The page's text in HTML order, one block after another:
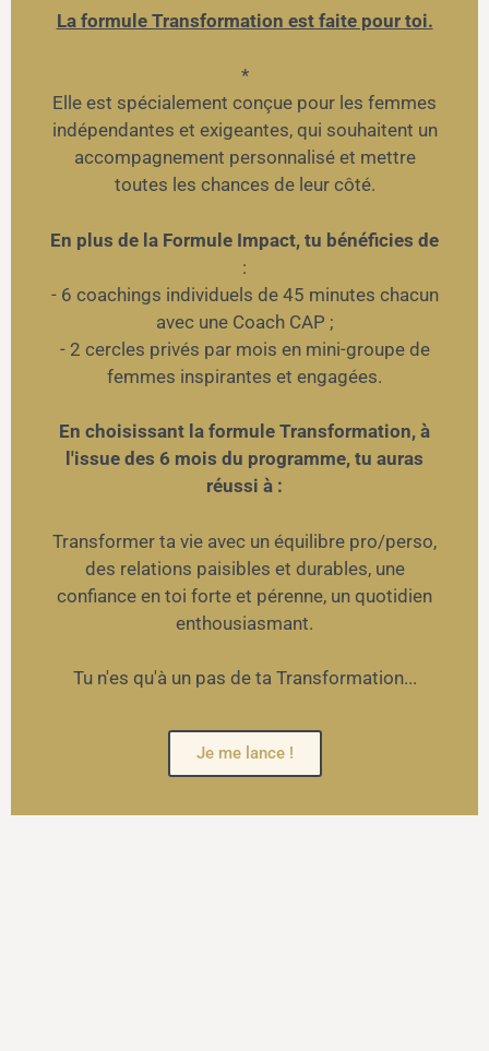
La formule Transformation est faite pour toi.
*
Elle est spécialement conçue pour les femmes
indépendantes et exigeantes, qui souhaitent un
accompagnement personnalisé et mettre
toutes les chances de leur côté.
En plus de la Formule Impact, tu bénéficies de
:
- 6 coachings individuels de 45 minutes chacun
avec une Coach CAP ;
- 2 cercles privés par mois en mini-groupe de
femmes inspirantes et engagées.
En choisissant la formule Transformation, à
l'issue des 6 mois du programme, tu auras
réussi à :
Transformer ta vie avec un équilibre pro/perso,
des relations paisibles et durables, une
confiance en toi forte et pérenne, un quotidien
enthousiasmant.
Tu n'es qu'à un pas de ta Transformation...
Je me lance !